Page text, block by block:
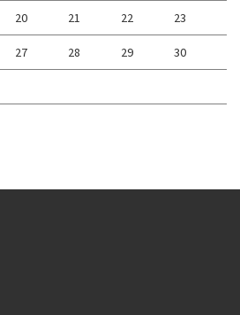
20 21 22 23
27 28 29 30